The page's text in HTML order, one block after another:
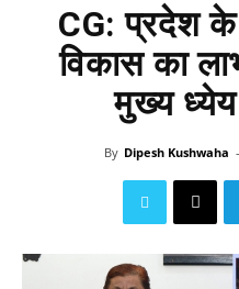
CG: प्रदेश
विकास का
मुख्य
By Dipesh Kushwaha -